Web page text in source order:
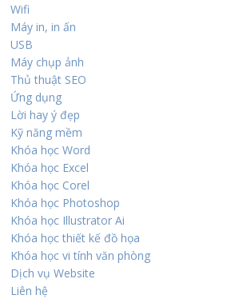
Wifi
Máy in, in ấn
USB
Máy chụp ảnh
Thủ thuật SEO
Ứng dụng
Lời hay ý đẹp
Kỹ năng mềm
Khóa học Word
Khóa học Excel
Khóa học Corel
Khóa học Photoshop
Khóa học Illustrator Ai
Khóa học thiết kế đồ họa
Khóa học vi tính văn phòng
Dịch vụ Website
Liên hệ